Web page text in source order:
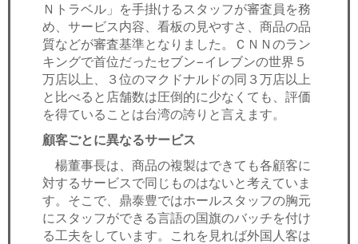
Ｎトラベル」を手掛けるスタッフが審査員を務
め、サービス内容、看板の見やすさ、商品の品
質などが審査基準となりました。ＣＮＮのラン
キングで首位だったセブン−イレブンの世界５
万店以上、３位のマクドナルドの同３万店以上
と比べると店舗数は圧倒的に少なくても、評価
を得ていることは台湾の誇りと言えます。
顧客ごとに異なるサービス
楊董事長は、商品の複製はできても各顧客に
対するサービスで同じものはないと考えていま
す。そこで、鼎泰豊ではホールスタッフの胸元
にスタッフができる言語の国旗のバッチを付け
る工夫をしています。これを見れば外国人客は